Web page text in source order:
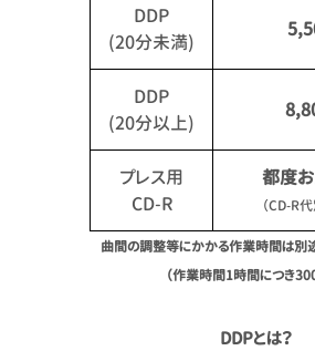
DDP
(20分未満)
DDP
(20分以上)
プレス用
CD-R
都度
（CD-R
曲間の調整等にかかる作業時間は別
（作業時間1時間につき
DDPとは？